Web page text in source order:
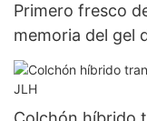
Primero fresco
memoria del gel
encargo del
de la compresa